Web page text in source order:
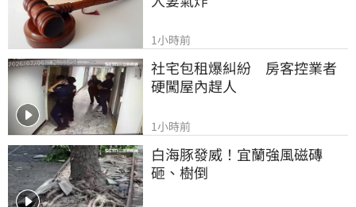
1小時前
社宅包租爆糾紛　房客控業者
硬闖屋內趕人
1小時前
白海豚發威！宜蘭強風磁磚
砸、樹倒